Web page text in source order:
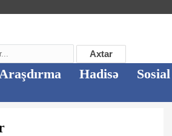
Axtar
Hadisə Sosial